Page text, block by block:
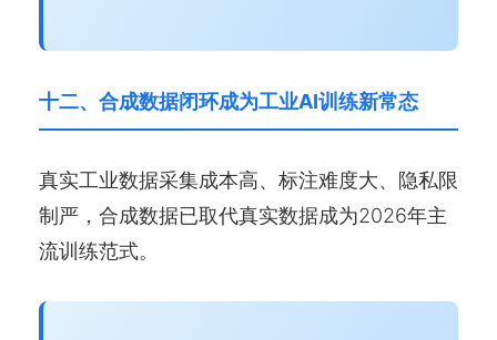
十二、合成数据闭环成为工业AI训练新常态
真实工业数据采集成本高、标注难度大、隐私限
制严，合成数据已取代真实数据成为2026年主
流训练范式。